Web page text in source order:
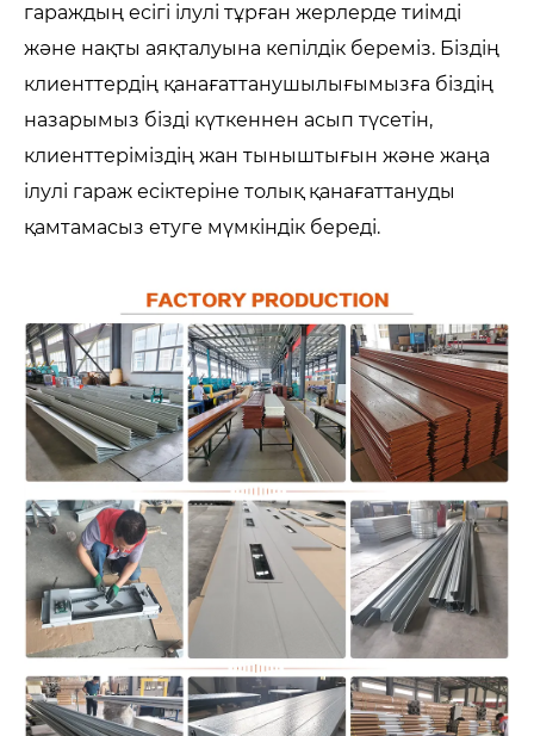
гараждың есігі ілулі тұрған жерлерде тиімді
және нақты аяқталуына кепілдік береміз. Біздің
клиенттердің қанағаттанушылығымызға біздің
назарымыз бізді күткеннен асып түсетін,
клиенттеріміздің жан тыныштығын және жаңа
ілулі гараж есіктеріне толық қанағаттануды
қамтамасыз етуге мүмкіндік береді.